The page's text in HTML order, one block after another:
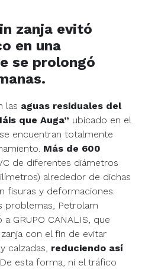
zanja evitó
en una
se prolongó
.
las aguas residuales del
que Auga” ubicado en el
encuentran totalmente
Más de 600
de diferentes diámetros
alrededor de dichas
fisuras y deformaciones.
problemas, Petrolam
GRUPO CANALIS, que
con el fin de evitar
calzadas, reduciendo así
esta forma, ni el tráfico